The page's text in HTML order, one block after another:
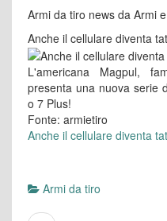
Armi da tiro news da Armi
Anche il cellulare diventa
L'americana Magpul,
presenta una nuova serie
o 7 Plus!
Fonte: armietiro
Anche il cellulare diventa
Armi da tiro